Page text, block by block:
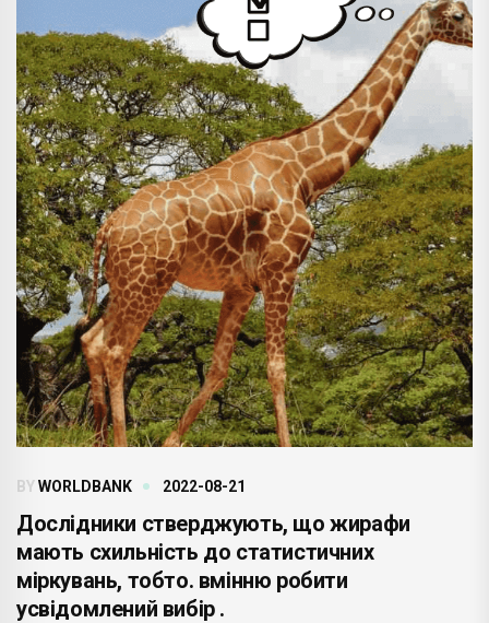
BYWORLDBANK 2022-08-21
Дослідники стверджують, що жирафи
мають схильність до статистичних
міркувань, тобто. вмінню робити
усвідомлений вибір .